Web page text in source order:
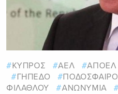
ΚΥΠΡΟΣ ΑΕΛ ΑΠΟΕΛ
ΓΗΠΕΔΟ
ΠΟΔΟΣΦΑΙΡΟ
ΦΙΛΑΘΛΟΥ
ΑΝΩΝΥΜΙΑ